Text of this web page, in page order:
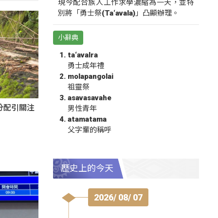
配引關注
現今配合族人工作求學濃縮為一天，並特
別將「勇士祭(Ta‘avala)」凸顯辦理。
小辭典
ta‘avalra
勇士成年禮
molapangolai
祖靈祭
asavasavahe
男性青年
atamatama
父字輩的稱呼
歷史上的今天
2026/ 08/ 07